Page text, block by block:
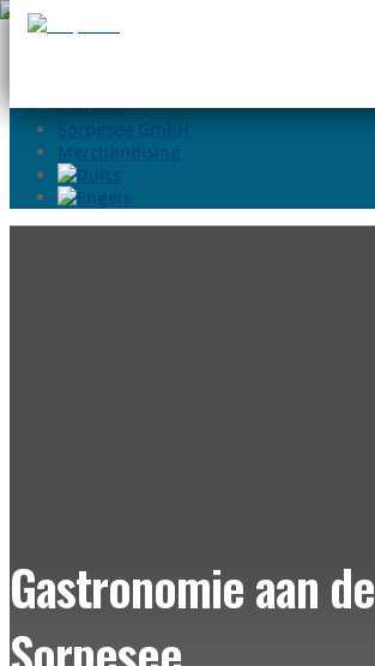
02935-9699015
Contact
Sorpesee GmbH
Merchandising
Gastronomie aan de